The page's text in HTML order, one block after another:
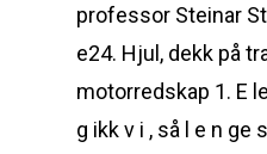
professor Steinar
e24. Hjul, dekk på
motorredskap 1. E
g ikk v i , så l e n ge